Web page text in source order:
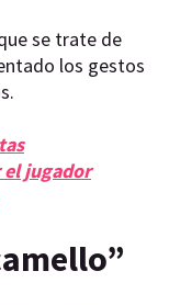
se trate de
los gestos
el jugador